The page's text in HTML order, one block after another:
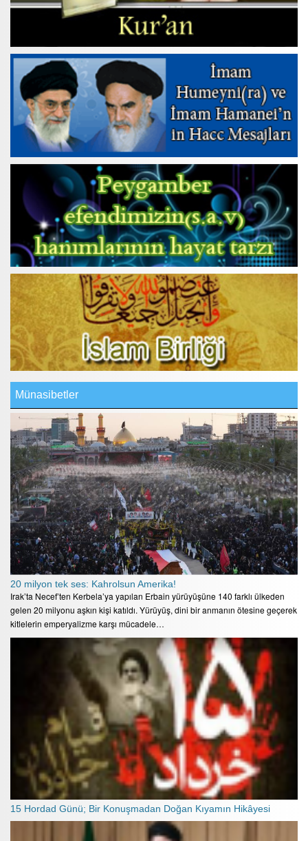
Münasibetler
20 milyon tek ses: Kahrolsun Amerika!
Irak’ta Necef’ten Kerbela’ya yapılan Erbain yürüyüşüne 140 farklı ülkeden
gelen 20 milyonu aşkın kişi katıldı. Yürüyüş, dini bir anmanın ötesine geçerek
kitlelerin emperyalizme karşı mücadele…
15 Hordad Günü; Bir Konuşmadan Doğan Kıyamın Hikâyesi